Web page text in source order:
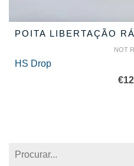
POITA LIBERTAÇÃO
NOT
HS Drop
€
Search